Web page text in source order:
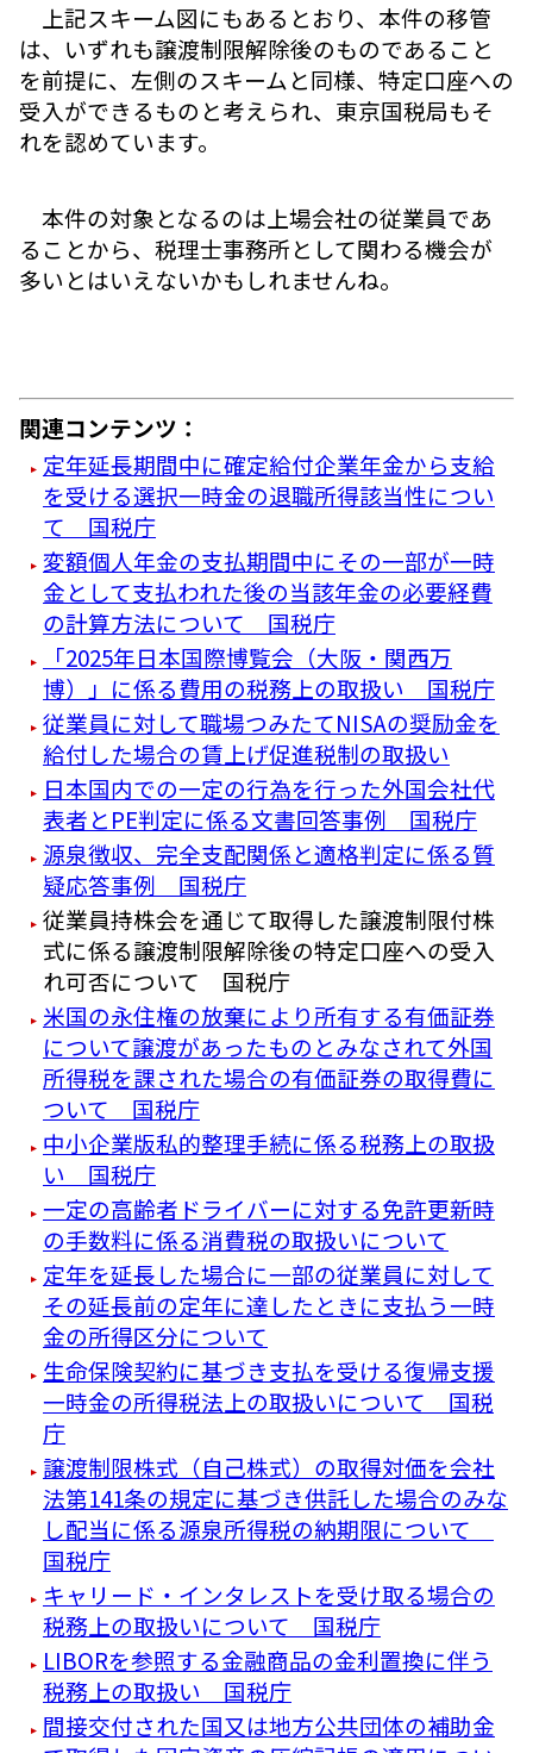
上記スキーム図にもあるとおり、本件の移管
は、いずれも譲渡制限解除後のものであること
を前提に、左側のスキームと同様、特定口座への
受入ができるものと考えられ、東京国税局もそ
れを認めています。
本件の対象となるのは上場会社の従業員であ
ることから、税理士事務所として関わる機会が
多いとはいえないかもしれませんね。
関連コンテンツ：
定年延長期間中に確定給付企業年金から支給
を受ける選択一時金の退職所得該当性につい
て 国税庁
変額個人年金の支払期間中にその一部が一時
金として支払われた後の当該年金の必要経費
の計算方法について 国税庁
「2025年日本国際博覧会（大阪・関西万
博）」に係る費用の税務上の取扱い 国税庁
従業員に対して職場つみたてNISAの奨励金を
給付した場合の賃上げ促進税制の取扱い
日本国内での一定の行為を行った外国会社代
表者とPE判定に係る文書回答事例 国税庁
源泉徴収、完全支配関係と適格判定に係る質
疑応答事例 国税庁
従業員持株会を通じて取得した譲渡制限付株
式に係る譲渡制限解除後の特定口座への受入
れ可否について 国税庁
米国の永住権の放棄により所有する有価証券
について譲渡があったものとみなされて外国
所得税を課された場合の有価証券の取得費に
ついて 国税庁
中小企業版私的整理手続に係る税務上の取扱
い 国税庁
一定の高齢者ドライバーに対する免許更新時
の手数料に係る消費税の取扱いについて
定年を延長した場合に一部の従業員に対して
その延長前の定年に達したときに支払う一時
金の所得区分について
生命保険契約に基づき支払を受ける復帰支援
一時金の所得税法上の取扱いについて 国税
庁
譲渡制限株式（自己株式）の取得対価を会社
法第141条の規定に基づき供託した場合のみな
し配当に係る源泉所得税の納期限について
国税庁
キャリード・インタレストを受け取る場合の
税務上の取扱いについて 国税庁
LIBORを参照する金融商品の金利置換に伴う
税務上の取扱い 国税庁
間接交付された国又は地方公共団体の補助金